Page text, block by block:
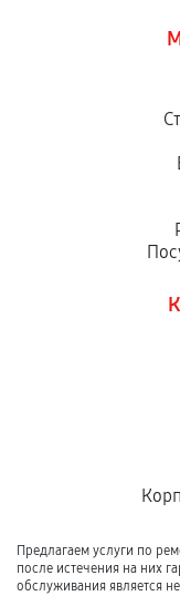
Предлагаем услуги по
после истечения на них
обслуживания является